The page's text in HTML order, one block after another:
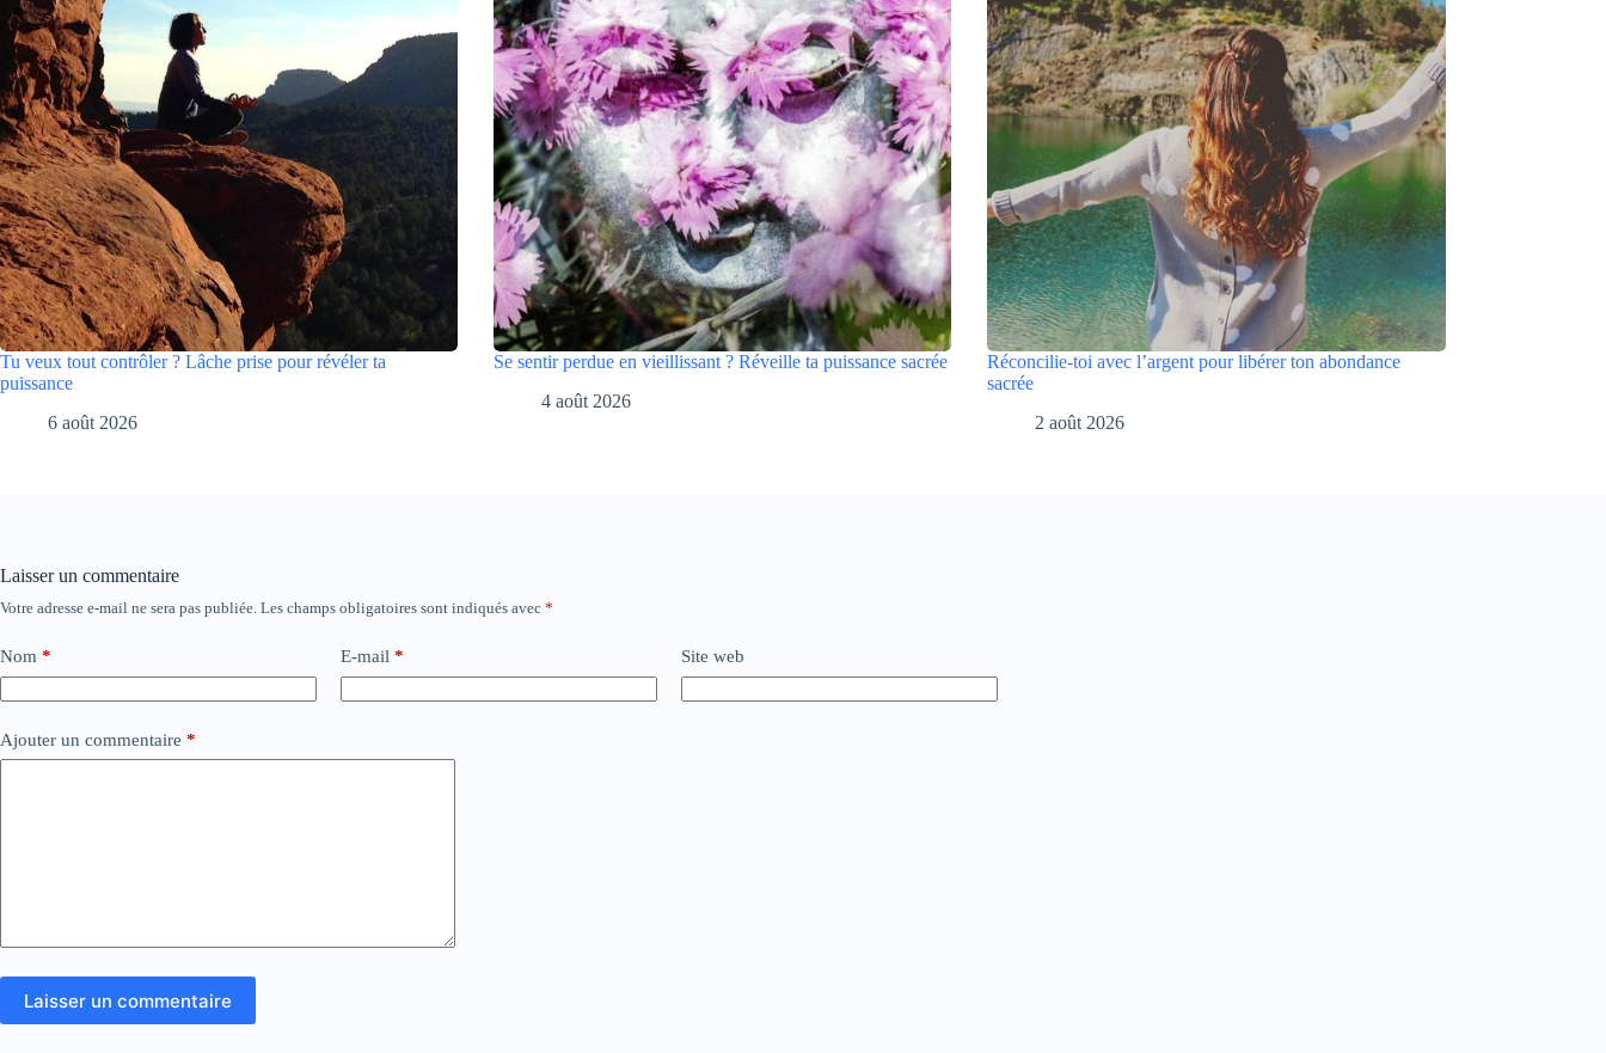
Tu veux tout contrôler ? Lâche prise pour révéler ta
puissance
6 août 2026
Se sentir perdue en vieillissant ? Réveille ta puissance sacrée
4 août 2026
Réconcilie-toi avec l’argent pour libérer ton abondance
sacrée
2 août 2026
Laisser un commentaire
Votre adresse e-mail ne sera pas publiée. Les champs obligatoires sont indiqués avec *
Nom * E-mail * Site web
Ajouter un commentaire *
Laisser un commentaire